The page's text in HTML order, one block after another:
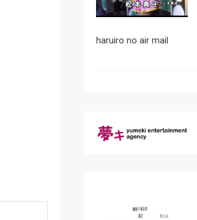
haruiro no air mail